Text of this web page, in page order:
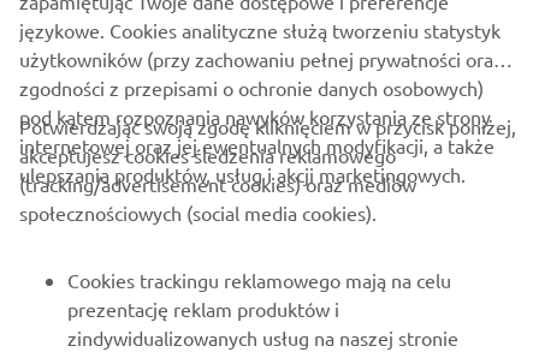
OFICJALNA STRONA INTERNETOWA FIRMY XO
O FIRMIE
WIĘCEJ YAMAHA
językowe. Cookies analityczne służą tworzeniu statystyk
użytkowników (przy zachowaniu pełnej prywatności oraz
zgodności z przepisami o ochronie danych osobowych)
pod kątem rozpoznania nawyków korzystania ze strony
internetowej oraz jej ewentualnych modyfikacji, a także
ulepszania produktów, usług i akcji marketingowych.
Potwierdzając swoją zgodę kliknięciem w przycisk poniżej,
akceptujesz cookies śledzenia reklamowego
(tracking/advertisement cookies) oraz mediów
społecznościowych (social media cookies).
Cookies trackingu reklamowego mają na celu
prezentację reklam produktów i
zindywidualizowanych usług na naszej stronie